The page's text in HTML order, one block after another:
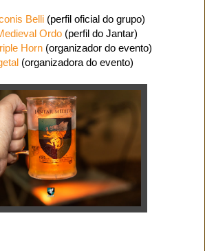
Belli (perfil oficial do grupo)
Ordo(perfil do Jantar)
Horn(organizador do evento)
(organizadora do evento)